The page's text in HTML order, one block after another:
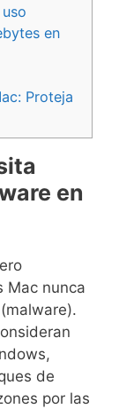
en
Proteja
en
Mac nunca
de
por las